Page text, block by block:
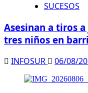
SUCESOS
Asesinan a tiros
tres niños en
INFOSUR 06/08/